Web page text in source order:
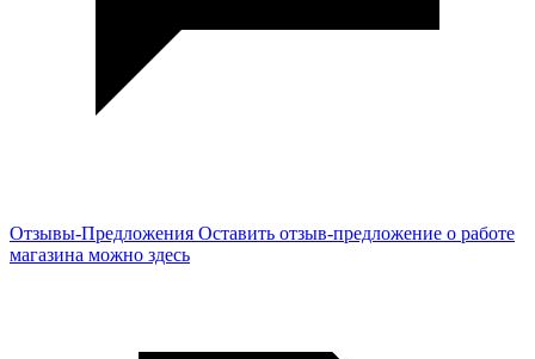
Отзывы-Предложения Оставить отзыв-предложение о работе
магазина можно здесь